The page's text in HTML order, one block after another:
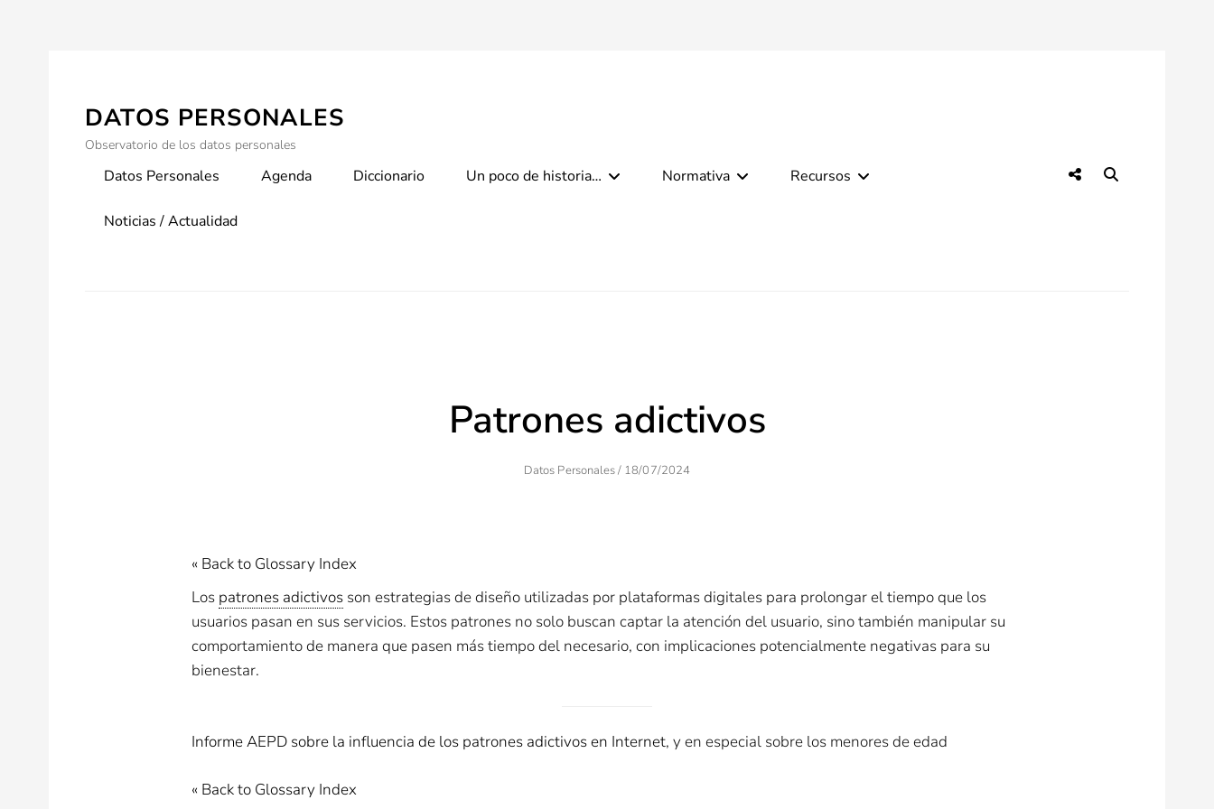
contentDATOS PERSONALES
Observatorio de los datos personales
Primary
Datos Personales Agenda Diccionario Un poco de historia… Normativa Recursos
Noticias / Actualidad
Social
Patrones adictivos
Author
Datos Personales/ Posted
18/07/2024
« Back to Glossary Index
Los patrones adictivos son estrategias de diseño utilizadas por plataformas digitales para prolongar el tiempo que los
usuarios pasan en sus servicios. Estos patrones no solo buscan captar la atención del usuario, sino también manipular su
comportamiento de manera que pasen más tiempo del necesario, con implicaciones potencialmente negativas para su
bienestar.
Informe AEPD sobre la influencia de los patrones adictivos en Internet, y en especial sobre los menores de edad
« Back to Glossary Index